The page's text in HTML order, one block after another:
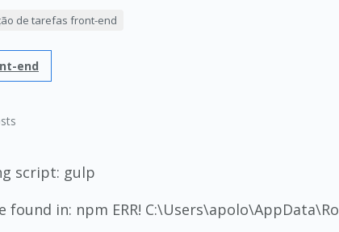
de tarefas front-end
end
script: gulp
in: npm ERR!